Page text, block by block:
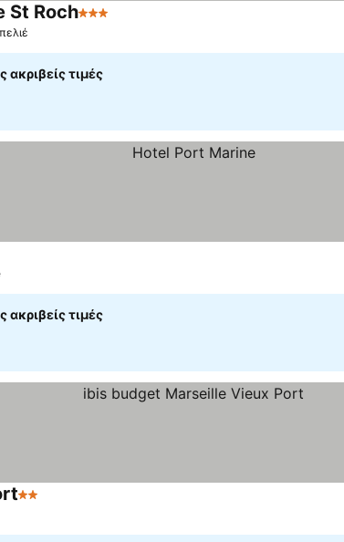
St Roch3 Αστέρια
ακριβείς τιμές
ακριβείς τιμές
2 Αστέρια